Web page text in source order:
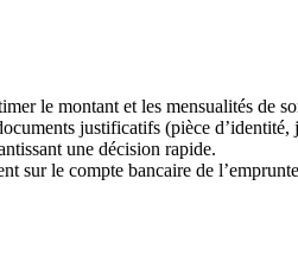
le montant et les mensualités de
justificatifs (pièce d’identité,
une décision rapide.
sur le compte bancaire de